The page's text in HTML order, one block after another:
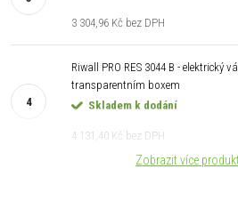
3 304,96 Kč bez DPH
Riwall PRO RES 3044 B - elektrický
transparentním boxem
Skladem k dodání
4 131,40 Kč bez DPH
Zobrazit více